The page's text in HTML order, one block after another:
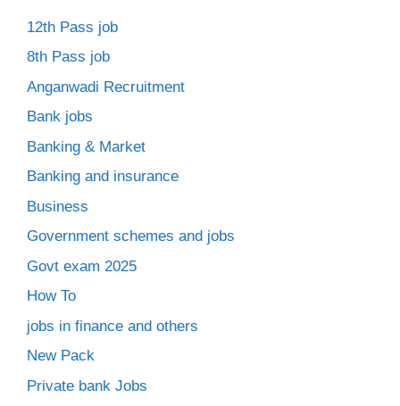
12th Pass job
8th Pass job
Anganwadi Recruitment
Bank jobs
Banking & Market
Banking and insurance
Business
Government schemes and jobs
Govt exam 2025
How To
jobs in finance and others
New Pack
Private bank Jobs